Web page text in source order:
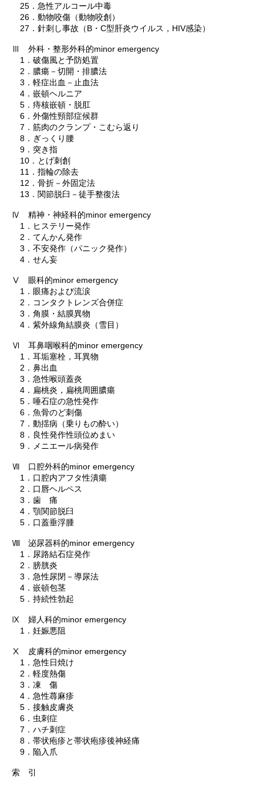
25．急性アルコール中毒
26．動物咬傷（動物咬創）
27．針刺し事故（B・C型肝炎ウイルス，HIV感染）
Ⅲ 外科・整形外科的minor emergency
1．破傷風と予防処置
2．膿瘍－切開・排膿法
3．軽症出血－止血法
4．嵌頓ヘルニア
5．痔核嵌頓・脱肛
6．外傷性頸部症候群
7．筋肉のクランプ・こむら返り
8．ぎっくり腰
9．突き指
10．とげ刺創
11．指輪の除去
12．骨折－外固定法
13．関節脱臼－徒手整復法
Ⅳ 精神・神経科的minor emergency
1．ヒステリー発作
2．てんかん発作
3．不安発作（パニック発作）
4．せん妄
Ⅴ 眼科的minor emergency
1．眼痛および流涙
2．コンタクトレンズ合併症
3．角膜・結膜異物
4．紫外線角結膜炎（雪目）
Ⅵ 耳鼻咽喉科的minor emergency
1．耳垢塞栓，耳異物
2．鼻出血
3．急性喉頭蓋炎
4．扁桃炎，扁桃周囲膿瘍
5．唾石症の急性発作
6．魚骨のど刺傷
7．動揺病（乗りもの酔い）
8．良性発作性頭位めまい
9．メニエール病発作
Ⅶ 口腔外科的minor emergency
1．口腔内アフタ性潰瘍
2．口唇ヘルペス
3．歯 痛
4．顎関節脱臼
5．口蓋垂浮腫
Ⅷ 泌尿器科的minor emergency
1．尿路結石症発作
2．膀胱炎
3．急性尿閉－導尿法
4．嵌頓包茎
5．持続性勃起
Ⅸ 婦人科的minor emergency
1．妊娠悪阻
Ⅹ 皮膚科的minor emergency
1．急性日焼け
2．軽度熱傷
3．凍 傷
4．急性蕁麻疹
5．接触皮膚炎
6．虫刺症
7．ハチ刺症
8．帯状疱疹と帯状疱疹後神経痛
9．陥入爪
索 引